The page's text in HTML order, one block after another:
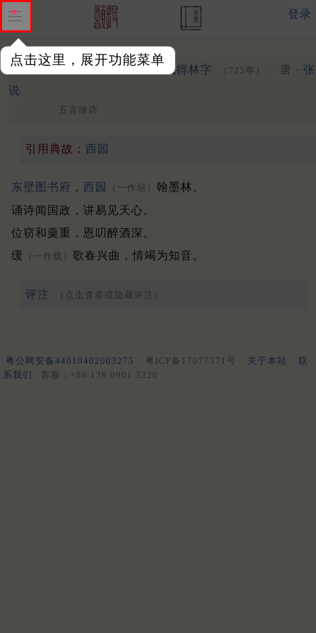
点击这里，展开功能菜单
登录
恩制赐食于丽正殿书院宴赋得林字 （725年） 唐 · 张
说
五言律诗
引用典故： 西园
东壁 图书府 ， 西园 （一作垣） 翰墨林。
诵诗闻国政，讲易见天心。
位窃和羹重，恩叨醉酒深。
缓
（一作载） 歌春兴曲，情竭为知音。
评注 （点击查看或隐藏评注）
粤公网安备44010402003275 粤ICP备17077571号 关于本站
联
系我们
客服：+86 136 0901 3320